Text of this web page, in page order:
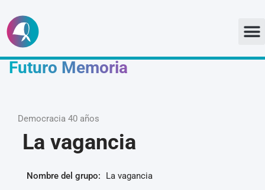
Ir
al
contenido
Futuro Memoria
Democracia 40 años
La vagancia
Nombre del grupo: La vagancia